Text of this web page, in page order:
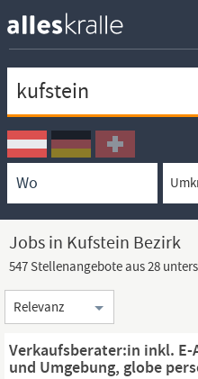
Ortssuche
Umkreissuche
Arbeitsform
Jobs in Kufstein Bezirk
547 Stellenangebote aus 28
Sortierung
Verkaufsberater:in inkl.
und Umgebung, globe